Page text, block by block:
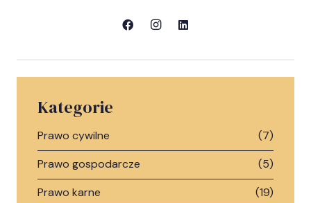
Kategorie
Prawo cywilne
(7)
Prawo gospodarcze
(5)
Prawo karne
(19)